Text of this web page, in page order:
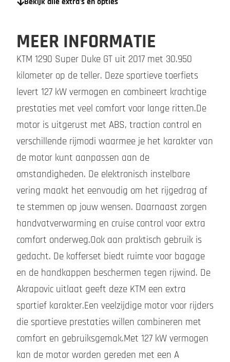
MEER INFORMATIE
KTM 1290 Super Duke GT uit 2017 met 30.950
kilometer op de teller. Deze sportieve toerfiets
levert 127 kW vermogen en combineert krachtige
prestaties met veel comfort voor lange ritten.De
motor is uitgerust met ABS, traction control en
verschillende rijmodi waarmee je het karakter van
de motor kunt aanpassen aan de
omstandigheden. De elektronisch instelbare
vering maakt het eenvoudig om het rijgedrag af
te stemmen op jouw wensen. Daarnaast zorgen
handvatverwarming en cruise control voor extra
comfort onderweg.Ook aan praktisch gebruik is
gedacht. De kofferset biedt ruimte voor bagage
en de handkappen beschermen tegen rijwind. De
Akrapovic uitlaat geeft deze KTM een extra
sportief karakter.Een veelzijdige motor voor rijders
die sportieve prestaties willen combineren met
comfort en gebruiksgemak.Met 127 kW vermogen
kan de motor worden gereden met een A